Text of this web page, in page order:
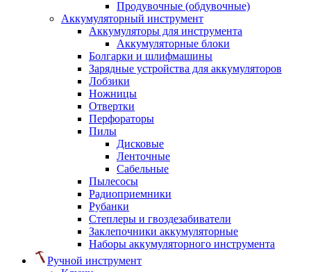
Продувочные (обдувочные)
Аккумуляторный инструмент
Аккумуляторы для инструмента
Аккумуляторные блоки
Болгарки и шлифмашины
Зарядные устройства для аккумуляторов
Лобзики
Ножницы
Отвертки
Перфораторы
Пилы
Дисковые
Ленточные
Сабельные
Пылесосы
Радиоприемники
Рубанки
Степлеры и гвоздезабиватели
Заклепочники аккумуляторные
Наборы аккумуляторного инструмента
Ручной инструмент